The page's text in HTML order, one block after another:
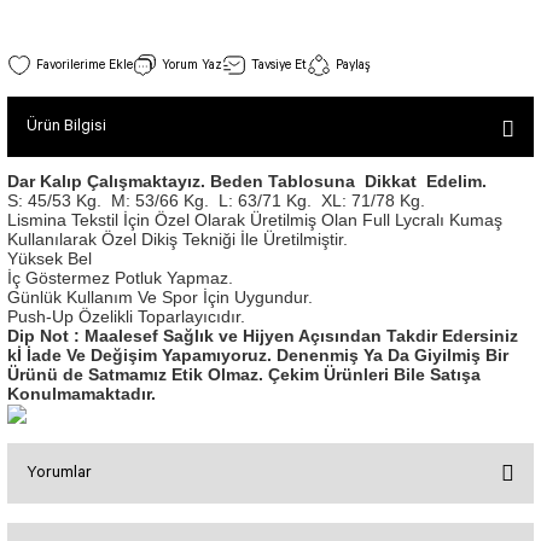
Basic Taytlar
Ve Bel Tayt
Deri Görünümlü Tayt
Tül Detaylı Spor Taytlar
Arkası Büzgülü Tayt
Dekolte Tayt
MODELLİ TAYTLAR
Fermuarlı Taytlar
İp Detaylı Spor Taytlar
Kısa Taytlar
Arkası Büzgülü Şort
Tulum Kategorisi 2
1 SCRUNCH BUTT TULUM
MAYORKA TULUM
Oslo Tulum
Sunset Tulum
LUNA BACKLESS TULUM
Çapraz İp Detaylı Tulum
Çift Çapraz Tulum
Tek Çapraz Tulum
Tulum Kategorisi 3
3 Kollu SCRUNCH BUTT Tulum
Fermuarlı Spor Bra
Halkalı Spor Bra
Viyana Spor Bustiyer
Spor Bustiyer 2
SCULPT LINE SPOR BUSTIYER
Tshirt
BOLERA
Tshirt
Tek Çapraz Spor Bustiyer Siyah Renk 101
Stok Kodu : 181
800,00 TL
Yorum Yaz Tavsiye Et Paylaş
Ürün Bilgisi
Dar Kalıp Çalışmaktayız. Beden Tablosuna Dikkat Edelim.
S: 45/53 Kg.
M: 53/66 Kg. L: 63/71 Kg.
XL: 71/78 Kg.
Lismina Tekstil İçin Özel Olarak Üretilmiş Olan Full Lycralı Kumaş
Kullanılarak Özel Dikiş Tekniği İle Üretilmiştir.
Yüksek Bel
İç Göstermez Potluk Yapmaz.
Günlük Kullanım Ve Spor İçin Uygundur.
Push-Up Özelikli Toparlayıcıdır.
Dip Not : Maalesef Sağlık ve Hijyen Açısından Takdir Edersiniz
kİ İade Ve Değişim Yapamıyoruz. Denenmiş Ya Da Giyilmiş Bir
Ürünü de Satmamız Etik Olmaz. Çekim Ürünleri Bile Satışa
Konulmamaktadır.
Yorumlar